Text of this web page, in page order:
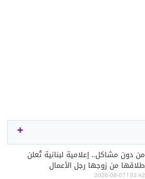
من دون مشاكل.. إعلامية لبنانية تُعلن
طلاقها من زوجها رجل الأعمال
03:42 | 2026-08-07